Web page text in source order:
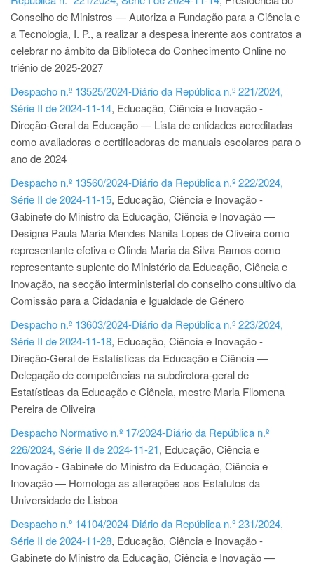
Conselho de Ministros — Autoriza a Fundação para a Ciência e
a Tecnologia, I. P., a realizar a despesa inerente aos contratos a
celebrar no âmbito da Biblioteca do Conhecimento Online no
triénio de 2025-2027
Despacho n.º 13525/2024-Diário da República n.º 221/2024,
Série II de 2024-11-14, Educação, Ciência e Inovação -
Direção-Geral da Educação — Lista de entidades acreditadas
como avaliadoras e certificadoras de manuais escolares para o
ano de 2024
Despacho n.º 13560/2024-Diário da República n.º 222/2024,
Série II de 2024-11-15, Educação, Ciência e Inovação -
Gabinete do Ministro da Educação, Ciência e Inovação —
Designa Paula Maria Mendes Nanita Lopes de Oliveira como
representante efetiva e Olinda Maria da Silva Ramos como
representante suplente do Ministério da Educação, Ciência e
Inovação, na secção interministerial do conselho consultivo da
Comissão para a Cidadania e Igualdade de Género
Despacho n.º 13603/2024-Diário da República n.º 223/2024,
Série II de 2024-11-18, Educação, Ciência e Inovação -
Direção-Geral de Estatísticas da Educação e Ciência —
Delegação de competências na subdiretora-geral de
Estatísticas da Educação e Ciência, mestre Maria Filomena
Pereira de Oliveira
Despacho Normativo n.º 17/2024-Diário da República n.º
226/2024, Série II de 2024-11-21, Educação, Ciência e
Inovação - Gabinete do Ministro da Educação, Ciência e
Inovação — Homologa as alterações aos Estatutos da
Universidade de Lisboa
Despacho n.º 14104/2024-Diário da República n.º 231/2024,
Série II de 2024-11-28, Educação, Ciência e Inovação -
Gabinete do Ministro da Educação, Ciência e Inovação —